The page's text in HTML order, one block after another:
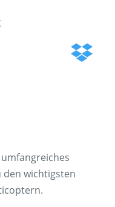
den wichtigsten